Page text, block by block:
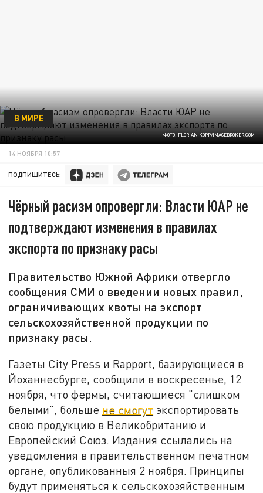
ФОТО: FLORIAN KOPP/IMAGEBROKER.COM
В МИРЕ
14 НОЯБРЯ 10:57
ПОДПИШИТЕСЬ:
Чёрный расизм опровергли: Власти ЮАР не
подтверждают изменения в правилах
экспорта по признаку расы
Правительство Южной Африки отвергло
сообщения СМИ о введении новых правил,
ограничивающих квоты на экспорт
сельскохозяйственной продукции по
признаку расы.
Газеты City Press и Rapport, базирующиеся в
Йоханнесбурге, сообщили в воскресенье, 12
ноября, что фермы, считающиеся "слишком
белыми", больше не смогут экспортировать
свою продукцию в Великобританию и
Европейский Союз. Издания ссылались на
уведомления в правительственном печатном
органе, опубликованныя 2 ноября. Принципы
будут применяться к сельскохозяйственным